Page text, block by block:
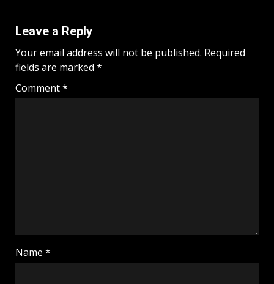
Leave a Reply
Your email address will not be published. Required
fields are marked *
Comment*
Name *